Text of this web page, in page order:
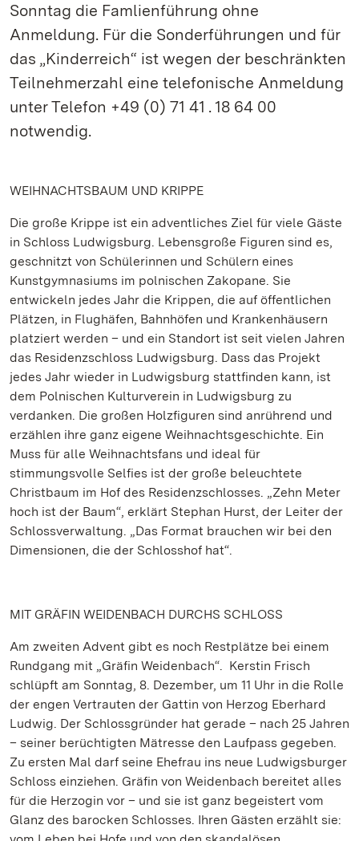
Sonntag die Famlienführung ohne
Anmeldung. Für die Sonderführungen und für
das „Kinderreich“ ist wegen der beschränkten
Teilnehmerzahl eine telefonische Anmeldung
unter Telefon +49 (0) 71 41 . 18 64 00
notwendig.
WEIHNACHTSBAUM UND KRIPPE
Die große Krippe ist ein adventliches Ziel für viele Gäste
in Schloss Ludwigsburg. Lebensgroße Figuren sind es,
geschnitzt von Schülerinnen und Schülern eines
Kunstgymnasiums im polnischen Zakopane. Sie
entwickeln jedes Jahr die Krippen, die auf öffentlichen
Plätzen, in Flughäfen, Bahnhöfen und Krankenhäusern
platziert werden – und ein Standort ist seit vielen Jahren
das Residenzschloss Ludwigsburg. Dass das Projekt
jedes Jahr wieder in Ludwigsburg stattfinden kann, ist
dem Polnischen Kulturverein in Ludwigsburg zu
verdanken. Die großen Holzfiguren sind anrührend und
erzählen ihre ganz eigene Weihnachtsgeschichte. Ein
Muss für alle Weihnachtsfans und ideal für
stimmungsvolle Selfies ist der große beleuchtete
Christbaum im Hof des Residenzschlosses. „Zehn Meter
hoch ist der Baum“, erklärt Stephan Hurst, der Leiter der
Schlossverwaltung. „Das Format brauchen wir bei den
Dimensionen, die der Schlosshof hat“.
MIT GRÄFIN WEIDENBACH DURCHS SCHLOSS
Am zweiten Advent gibt es noch Restplätze bei einem
Rundgang mit „Gräfin Weidenbach“. Kerstin Frisch
schlüpft am Sonntag, 8. Dezember, um 11 Uhr in die Rolle
der engen Vertrauten der Gattin von Herzog Eberhard
Ludwig. Der Schlossgründer hat gerade – nach 25 Jahren
– seiner berüchtigten Mätresse den Laufpass gegeben.
Zu ersten Mal darf seine Ehefrau ins neue Ludwigsburger
Schloss einziehen. Gräfin von Weidenbach bereitet alles
für die Herzogin vor – und sie ist ganz begeistert vom
Glanz des barocken Schlosses. Ihren Gästen erzählt sie: